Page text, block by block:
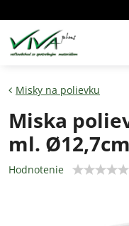
Misky na polievku
Miska
ml.
Hodnotenie